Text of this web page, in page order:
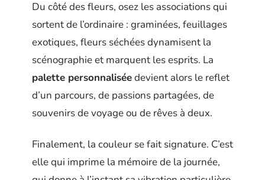
Du côté des fleurs, osez les associations qui
sortent de l’ordinaire : graminées, feuillages
exotiques, fleurs séchées dynamisent la
scénographie et marquent les esprits. La
palette personnaliséedevient alors le reflet
d’un parcours, de passions partagées, de
souvenirs de voyage ou de rêves à deux.
Finalement, la couleur se fait signature. C’est
elle qui imprime la mémoire de la journée,